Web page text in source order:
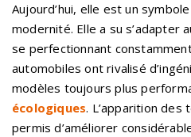
Aujourd’hui, elle est un
modernité. Elle a su s’adapter
se perfectionnant
automobiles ont rivalisé
modèles toujours plus
écologiques. L’apparition des
permis d’améliorer